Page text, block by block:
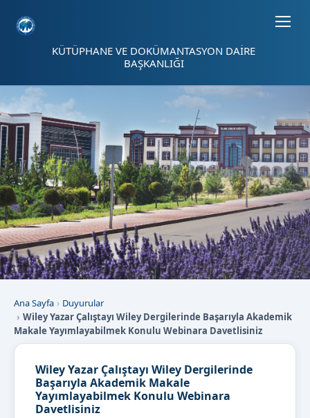
KÜTÜPHANE VE DOKÜMANTASYON DAİRE
BAŞKANLIĞI
Ana Sayfa
Duyurular
Wiley Yazar Çalıştayı Wiley Dergilerinde Başarıyla Akademik
Makale Yayımlayabilmek Konulu Webinara Davetlisiniz
Wiley Yazar Çalıştayı Wiley Dergilerinde
Başarıyla Akademik Makale
Yayımlayabilmek Konulu Webinara
Davetlisiniz